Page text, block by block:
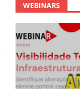
WEBINARS